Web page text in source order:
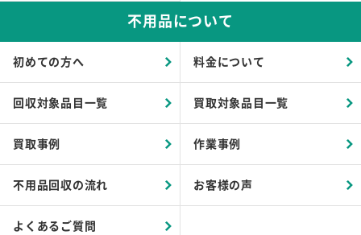
不用品について
初めての方へ 料金について
回収対象品目一覧 買取対象品目一覧
買取事例 作業事例
不用品回収の流れ お客様の声
よくあるご質問